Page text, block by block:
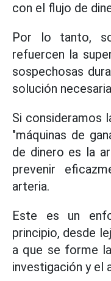
con el flujo de
Por lo tanto,
refuercen la
sospechosas
solución
Si consideramos
"máquinas de
de dinero es la
prevenir
arteria.
Este es un
principio, desde
a que se forme
investigación y el